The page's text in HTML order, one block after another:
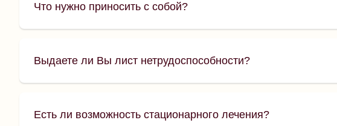
Что нужно приносить с собой?
Выдаете ли Вы лист нетрудоспособности?
Есть ли возможность стационарного лечения?